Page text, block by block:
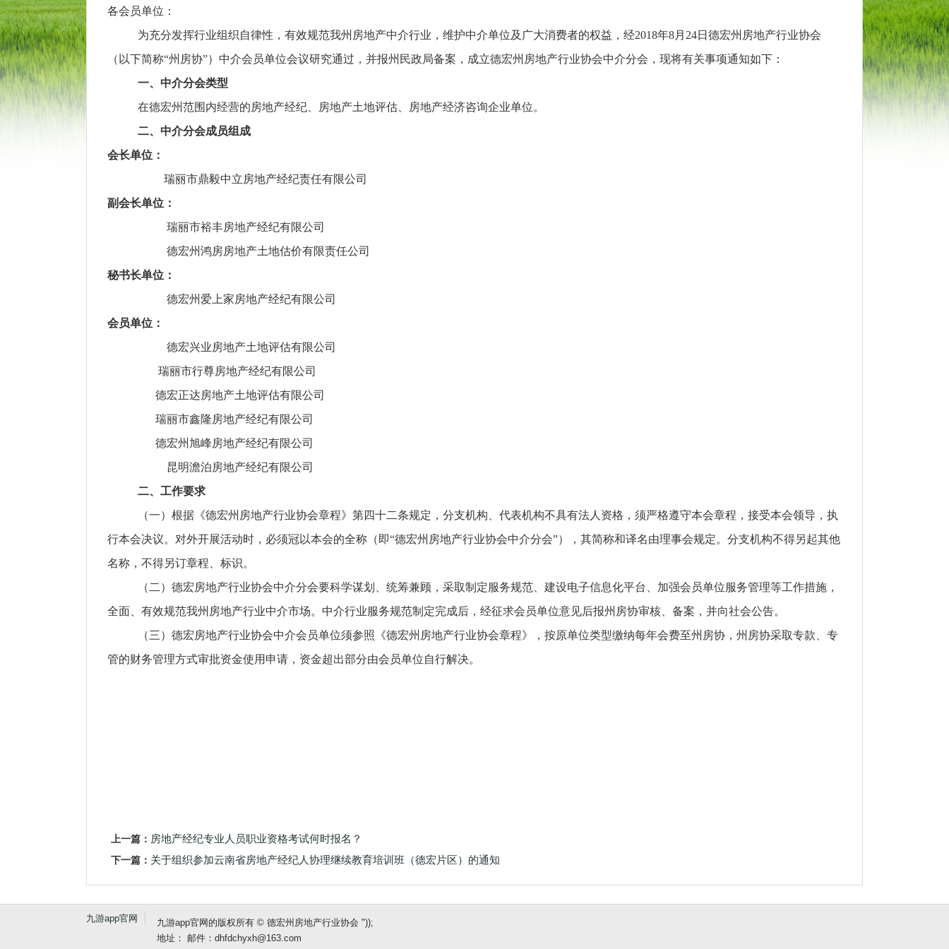
各会员单位：
为充分发挥行业组织自律性，有效规范我州房地产中介行业，维护中介单位及广大消费者的权益，经2018年8月24日德宏州房地产行业协会
（以下简称“州房协”）中介会员单位会议研究通过，并报州民政局备案，成立德宏州房地产行业协会中介分会，现将有关事项通知如下：
一、中介分会类型
在德宏州范围内经营的房地产经纪、房地产土地评估、房地产经济咨询企业单位。
二、中介分会成员组成
会长单位：
瑞丽市鼎毅中立房地产经纪责任有限公司
副会长单位：
瑞丽市裕丰房地产经纪有限公司
德宏州鸿房房地产土地估价有限责任公司
秘书长单位：
德宏州爱上家房地产经纪有限公司
会员单位：
德宏兴业房地产土地评估有限公司
瑞丽市行尊房地产经纪有限公司
德宏正达房地产土地评估有限公司
瑞丽市鑫隆房地产经纪有限公司
德宏州旭峰房地产经纪有限公司
昆明澹泊房地产经纪有限公司
二、工作要求
（一）根据《德宏州房地产行业协会章程》第四十二条规定，分支机构、代表机构不具有法人资格，须严格遵守本会章程，接受本会领导，执
行本会决议。对外开展活动时，必须冠以本会的全称（即“德宏州房地产行业协会中介分会”），其简称和译名由理事会规定。分支机构不得另起其他
名称，不得另订章程、标识。
（二）德宏房地产行业协会中介分会要科学谋划、统筹兼顾，采取制定服务规范、建设电子信息化平台、加强会员单位服务管理等工作措施，
全面、有效规范我州房地产行业中介市场。中介行业服务规范制定完成后，经征求会员单位意见后报州房协审核、备案，并向社会公告。
（三）德宏房地产行业协会中介会员单位须参照《德宏州房地产行业协会章程》，按原单位类型缴纳每年会费至州房协，州房协采取专款、专
管的财务管理方式审批资金使用申请，资金超出部分由会员单位自行解决。
上一篇： 房地产经纪专业人员职业资格考试何时报名？
下一篇： 关于组织参加云南省房地产经纪人协理继续教育培训班（德宏片区）的通知
九游app官网
九游app官网的版权所有 © 德宏州房地产行业协会 "));
地址： 邮件： dhfdchyxh@163.com